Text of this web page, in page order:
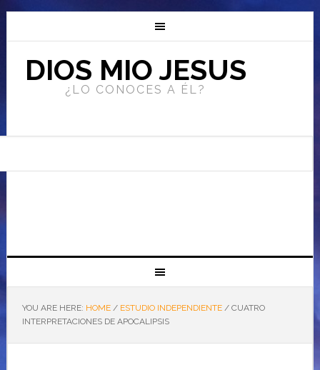
DIOS MIO JESUS
¿LO CONOCES A ÉL?
YOU ARE HERE: HOME / ESTUDIO INDEPENDIENTE /CUATRO
INTERPRETACIONES DE APOCALIPSIS